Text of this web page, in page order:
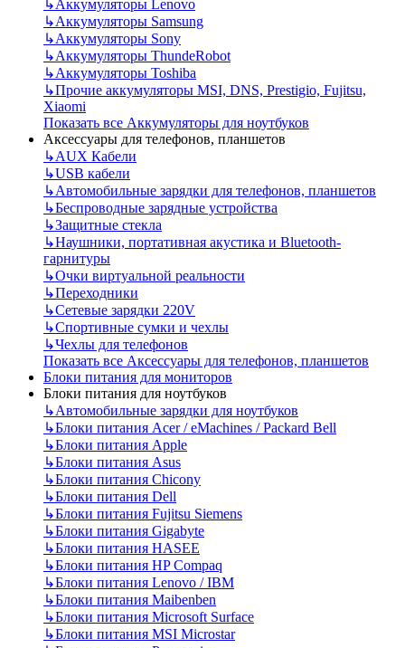
↳Аккумуляторы Lenovo
↳Аккумуляторы Samsung
↳Аккумуляторы Sony
↳Аккумуляторы ThundeRobot
↳Аккумуляторы Toshiba
↳Прочие аккумуляторы MSI, DNS, Prestigio, Fujitsu,
Xiaomi
Показать все Аккумуляторы для ноутбуков
Аксессуары для телефонов, планшетов
↳AUX Кабели
↳USB кабели
↳Автомобильные зарядки для телефонов, планшетов
↳Беспроводные зарядные устройства
↳Защитные стекла
↳Наушники, портативная акустика и Bluetooth-
гарнитуры
↳Очки виртуальной реальности
↳Переходники
↳Сетевые зарядки 220V
↳Спортивные сумки и чехлы
↳Чехлы для телефонов
Показать все Аксессуары для телефонов, планшетов
Блоки питания для мониторов
Блоки питания для ноутбуков
↳Автомобильные зарядки для ноутбуков
↳Блоки питания Acer / eMachines / Packard Bell
↳Блоки питания Apple
↳Блоки питания Asus
↳Блоки питания Chicony
↳Блоки питания Dell
↳Блоки питания Fujitsu Siemens
↳Блоки питания Gigabyte
↳Блоки питания HASEE
↳Блоки питания HP Compaq
↳Блоки питания Lenovo / IBM
↳Блоки питания Maibenben
↳Блоки питания Microsoft Surface
↳Блоки питания MSI Microstar